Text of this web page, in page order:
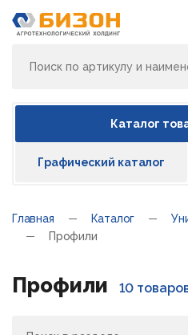
Каталог
Графический каталог
Главная Каталог
Профили
Профили 10